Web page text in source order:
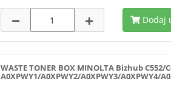
Dodaj
WASTE TONER BOX MINOLTA Bizhub C552/
A0XPWY1/A0XPWY2/A0XPWY3/A0XPWY4/